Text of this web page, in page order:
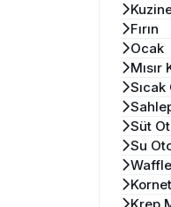
Fırın
Ocak
Mısır
Süt
Su